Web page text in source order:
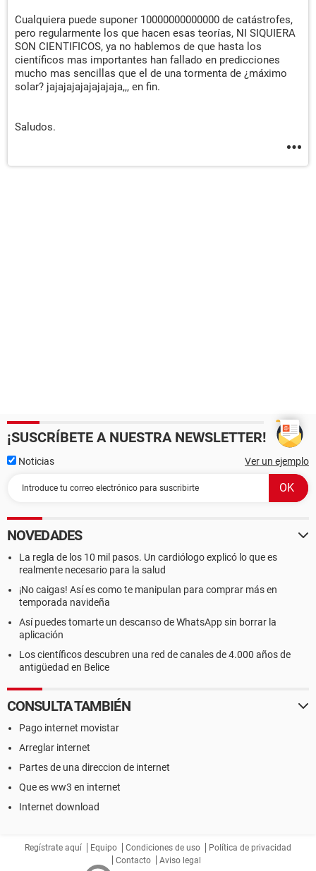
Cualquiera puede suponer 10000000000000 de catástrofes,
pero regularmente los que hacen esas teorías, NI SIQUIERA
SON CIENTIFICOS, ya no hablemos de que hasta los
científicos mas importantes han fallado en predicciones
mucho mas sencillas que el de una tormenta de ¿máximo
solar? jajajajajajajajaja,,, en fin.
Saludos.
¡SUSCRÍBETE A NUESTRA NEWSLETTER!
Noticias Ver un ejemplo
NOVEDADES
La regla de los 10 mil pasos. Un cardiólogo explicó lo que es
realmente necesario para la salud
¡No caigas! Así es como te manipulan para comprar más en
temporada navideña
Así puedes tomarte un descanso de WhatsApp sin borrar la
aplicación
Los científicos descubren una red de canales de 4.000 años de
antigüedad en Belice
CONSULTA TAMBIÉN
Pago internet movistar
Arreglar internet
Partes de una direccion de internet
Que es ww3 en internet
Internet download
Regístrate aquí Equipo Condiciones de uso
Política de privacidad
Contacto
Aviso legal